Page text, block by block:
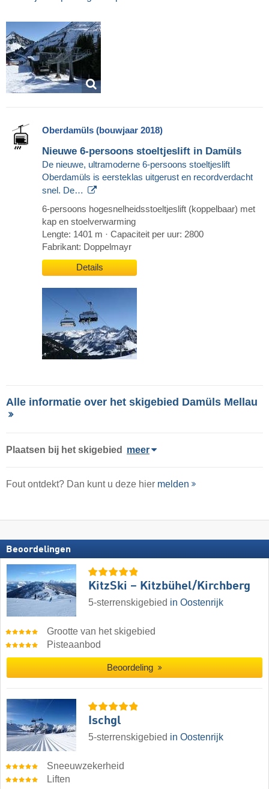
Oberdamüls (bouwjaar 2018)
Nieuwe 6-persoons stoeltjeslift in Damüls
De nieuwe, ultramoderne 6-persoons stoeltjeslift
Oberdamüls is eersteklas uitgerust en recordverdacht
snel. De…
6-persoons hogesnelheidsstoeltjeslift (koppelbaar) met
kap en stoelverwarming
Lengte: 1401 m · Capaciteit per uur: 2800
Fabrikant: Doppelmayr
Details
Alle informatie over het skigebied Damüls Mellau
Plaatsen bij het skigebied meer
Fout ontdekt? Dan kunt u deze hier melden
Beoordelingen
KitzSki – Kitzbühel/​Kirchberg
5-sterrenskigebied in Oostenrijk
Grootte van het skigebied
Pisteaanbod
Beoordeling
Ischgl
5-sterrenskigebied in Oostenrijk
Sneeuwzekerheid
Liften